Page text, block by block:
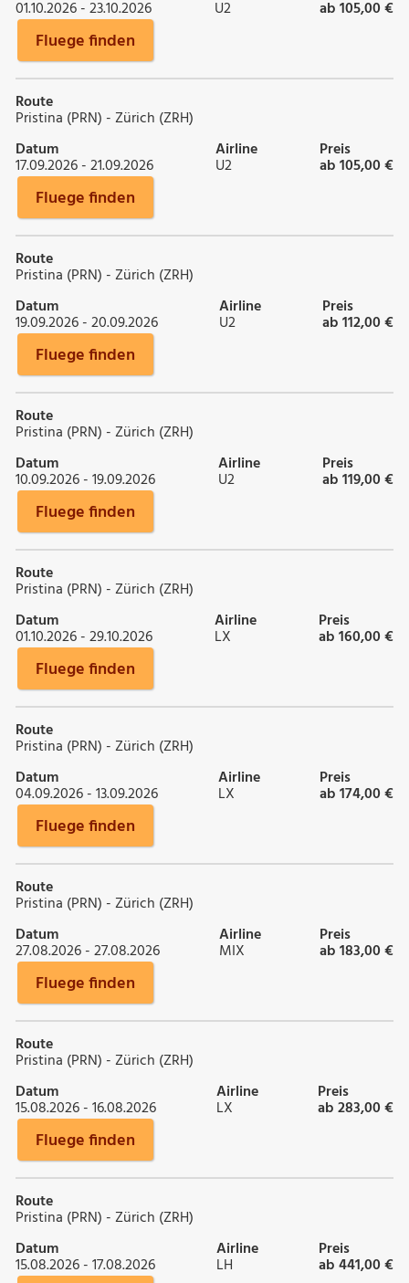
01.10.2026 - 23.10.2026 U2 ab 105,00 €
Fluege finden
Route
Pristina (PRN) - Zürich (ZRH)
Datum
17.09.2026 - 21.09.2026
Airline
U2
Preis
ab 105,00 €
Fluege finden
Route
Pristina (PRN) - Zürich (ZRH)
Datum
19.09.2026 - 20.09.2026
Airline
U2
Preis
ab 112,00 €
Fluege finden
Route
Pristina (PRN) - Zürich (ZRH)
Datum
10.09.2026 - 19.09.2026
Airline
U2
Preis
ab 119,00 €
Fluege finden
Route
Pristina (PRN) - Zürich (ZRH)
Datum
01.10.2026 - 29.10.2026
Airline
LX
Preis
ab 160,00 €
Fluege finden
Route
Pristina (PRN) - Zürich (ZRH)
Datum
04.09.2026 - 13.09.2026
Airline
LX
Preis
ab 174,00 €
Fluege finden
Route
Pristina (PRN) - Zürich (ZRH)
Datum
27.08.2026 - 27.08.2026
Airline
MIX
Preis
ab 183,00 €
Fluege finden
Route
Pristina (PRN) - Zürich (ZRH)
Datum
15.08.2026 - 16.08.2026
Airline
LX
Preis
ab 283,00 €
Fluege finden
Route
Pristina (PRN) - Zürich (ZRH)
Datum
15.08.2026 - 17.08.2026
Airline
LH
Preis
ab 441,00 €